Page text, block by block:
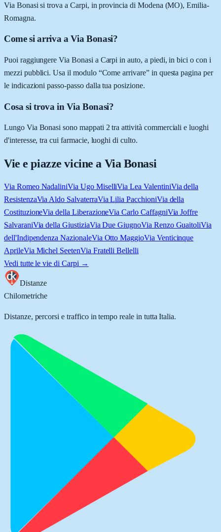
Via Bonasi si trova a Carpi, in provincia di Modena (MO), Emilia-
Romagna.
Come si arriva a Via Bonasi?
Puoi raggiungere Via Bonasi a Carpi in auto, a piedi, in bici o con i
mezzi pubblici. Usa il modulo “Come arrivare” in questa pagina per
le indicazioni passo-passo dalla tua posizione.
Cosa si trova in Via Bonasi?
Lungo Via Bonasi sono mappati 2 tra attività commerciali e luoghi
d'interesse, tra cui farmacie, luoghi di culto.
Vie e piazze vicine a Via Bonasi
Via Romeo NadaliniVia Ugo MiselliVia Lea ValentiniVia della
ResistenzaVia Aldo SalvaterraVia Lilia PacchioniVia della
CostituzioneVia della LiberazioneVia Carlo CaffagniVia Joffre
SalvaraniVia della GiustiziaVia Due GiugnoVia Renzo GuaitoliVia
dell'Indipendenza NazionaleVia Otto MaggioVia Venticinque
AprileVia Michel SeetenVia Fratelli Bellelli
Vedi tutte le vie di Carpi →
Distanze
Chilometriche
Distanze, percorsi e traffico in tempo reale in tutta Italia.